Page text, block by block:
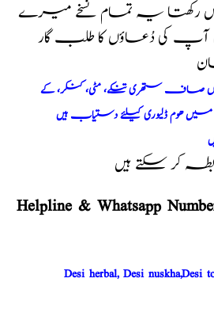
رکھتا یہ تمام نسخے میرے
آپ کی دُعاؤں کا طلب گار
صاف ستھری تنکے، مٹی، کنکر، کے
میں ھوم ڈلیوری کیلئے دستیاب ہیں
کر سکتے ہیں
Helpline & Whatsapp
Desi herbal, Desi nuskha,Desi